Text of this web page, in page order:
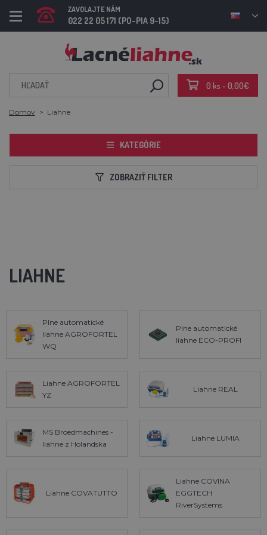
ZAVOLAJTE NÁM
022 22 05 171 (PO-PIA 9-15)
0 ks - 0,00€
Domov Liahne
KATEGÓRIE
ZOBRAZIŤ FILTER
LIAHNE
Plne automatické
liahne AGROFORTEL
WQ
Plne automatické
liahne ECO-PROFI
Liahne AGROFORTEL
YZ
Liahne REAL
MS Broedmachines -
liahne z Holandska
Liahne LUMIA
Liahne COVATUTTO
Liahne COVINA
EGGTECH
RiverSystems